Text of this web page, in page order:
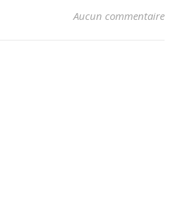
Aucun commentaire